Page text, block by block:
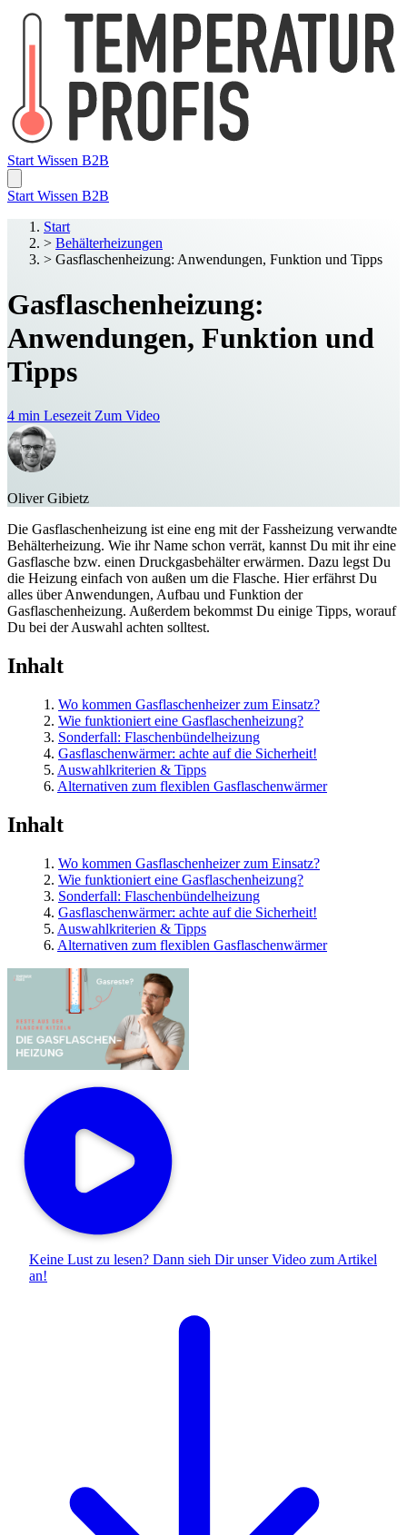
Start Wissen B2B
Start Wissen B2B
Start
> Behälterheizungen
> Gasflaschenheizung: Anwendungen, Funktion und Tipps
Gasflaschenheizung:
Anwendungen, Funktion und
Tipps
4 min Lesezeit Zum Video
Oliver Gibietz
Die Gasflaschenheizung ist eine eng mit der Fassheizung verwandte
Behälterheizung. Wie ihr Name schon verrät, kannst Du mit ihr eine
Gasflasche bzw. einen Druckgasbehälter erwärmen. Dazu legst Du
die Heizung einfach von außen um die Flasche. Hier erfährst Du
alles über Anwendungen, Aufbau und Funktion der
Gasflaschenheizung. Außerdem bekommst Du einige Tipps, worauf
Du bei der Auswahl achten solltest.
Inhalt
1. Wo kommen Gasflaschenheizer zum Einsatz?
2. Wie funktioniert eine Gasflaschenheizung?
3. Sonderfall: Flaschenbündelheizung
4. Gasflaschenwärmer: achte auf die Sicherheit!
5. Auswahlkriterien & Tipps
6. Alternativen zum flexiblen Gasflaschenwärmer
Inhalt
1. Wo kommen Gasflaschenheizer zum Einsatz?
2. Wie funktioniert eine Gasflaschenheizung?
3. Sonderfall: Flaschenbündelheizung
4. Gasflaschenwärmer: achte auf die Sicherheit!
5. Auswahlkriterien & Tipps
6. Alternativen zum flexiblen Gasflaschenwärmer
Keine Lust zu lesen? Dann sieh Dir unserVideo zum Artikel
an!